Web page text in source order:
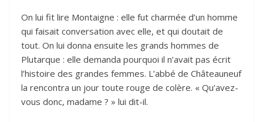
On lui fit lire Montaigne : elle fut charmée d’un homme
qui faisait conversation avec elle, et qui doutait de
tout. On lui donna ensuite les grands hommes de
Plutarque : elle demanda pourquoi il n’avait pas écrit
l’histoire des grandes femmes. L’abbé de Châteauneuf
la rencontra un jour toute rouge de colère. « Qu’avez-
vous donc, madame ? » lui dit-il.